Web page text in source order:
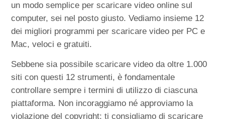
un modo semplice per scaricare video online sul
computer, sei nel posto giusto. Vediamo insieme 12
dei migliori programmi per scaricare video per PC e
Mac, veloci e gratuiti.
Sebbene sia possibile scaricare video da oltre 1.000
siti con questi 12 strumenti, è fondamentale
controllare sempre i termini di utilizzo di ciascuna
piattaforma. Non incoraggiamo né approviamo la
violazione del copyright; ti consigliamo di scaricare